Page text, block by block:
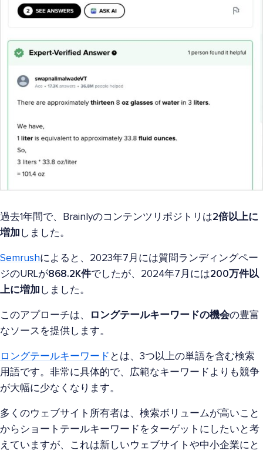
過去1年間で、Brainlyのコンテンツリポジトリは2倍以上に
増加 しました。
Semrushによると、2023年7月には質問ランディングペー
ジのURLが868.2K件でしたが、2024年7月には200万件以
上に増加 しました。
このアプローチは、 ロングテールキーワードの機会の豊富
なソースを提供します。
ロングテールキーワード とは、3つ以上の単語を含む検索
用語です。非常に具体的で、広範なキーワードよりも競争
が大幅に少なくなります。
多くのウェブサイト所有者は、検索ボリュームが高いこと
からショートテールキーワードをターゲットにしたいと考
えていますが、これは新しいウェブサイトや中小企業にと